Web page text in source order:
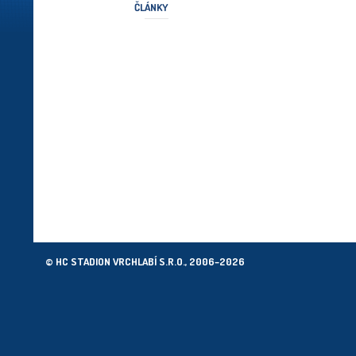
ČLÁNKY
© HC STADION VRCHLABÍ S.R.O., 2006–2026